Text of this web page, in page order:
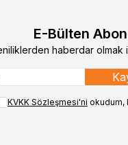
E-Bülten
haberdar olmak
KVKK Sözleşmesi'ni okudum,